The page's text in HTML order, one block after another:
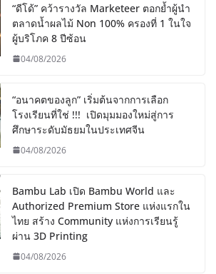
“ดีโด้” คว้ารางวัล Marketeer ตอกย้ำผู้นำ
ตลาดน้ำผลไม้ Non 100% ครองที่ 1 ในใจ
ผู้บริโภค 8 ปีซ้อน
04/08/2026
“อนาคตของลูก” เริ่มต้นจากการเลือก
โรงเรียนที่ใช่ !!! เปิดมุมมองใหม่สู่การ
ศึกษาระดับมัธยมในประเทศจีน
04/08/2026
Bambu Lab เปิด Bambu World และ
Authorized Premium Store แห่งแรกใน
ไทย สร้าง Community แห่งการเรียนรู้
ผ่าน 3D Printing
04/08/2026